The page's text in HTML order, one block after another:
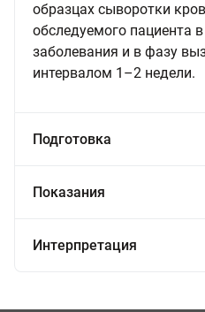
образцах сыворотки
обследуемого пациента
заболевания и в фазу
интервалом 1–2 недели.
Подготовка
Показания
Интерпретация